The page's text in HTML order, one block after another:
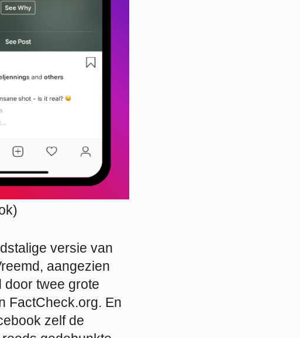
versie van
aangezien
door twee grote
FactCheck.org. En
zelf de